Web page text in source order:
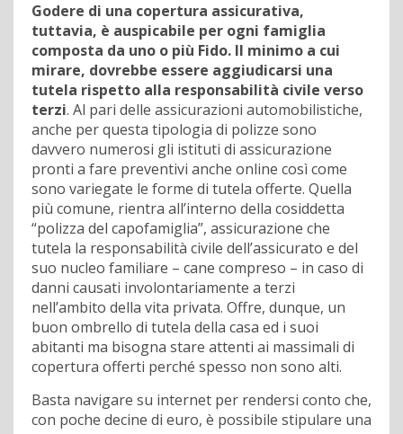
Godere di una copertura assicurativa,
tuttavia, è auspicabile per ogni famiglia
composta da uno o più Fido. Il minimo a cui
mirare, dovrebbe essere aggiudicarsi una
tutela rispetto alla responsabilità civile verso
terzi. Al pari delle assicurazioni automobilistiche,
anche per questa tipologia di polizze sono
davvero numerosi gli istituti di assicurazione
pronti a fare preventivi anche online così come
sono variegate le forme di tutela offerte. Quella
più comune, rientra all’interno della cosiddetta
“polizza del capofamiglia”, assicurazione che
tutela la responsabilità civile dell’assicurato e del
suo nucleo familiare – cane compreso – in caso di
danni causati involontariamente a terzi
nell’ambito della vita privata. Offre, dunque, un
buon ombrello di tutela della casa ed i suoi
abitanti ma bisogna stare attenti ai massimali di
copertura offerti perché spesso non sono alti.
Basta navigare su internet per rendersi conto che,
con poche decine di euro, è possibile stipulare una